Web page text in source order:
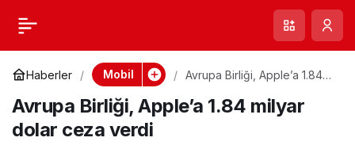
Haberler Mobil
Avrupa Birliği, Apple’a 1.84
Avrupa Birliği, Apple’a 1.84 milyar
dolar ceza verdi
Apple, AB’deki
kullanıcılar için
iPhone’dan Android’e
Paylaş